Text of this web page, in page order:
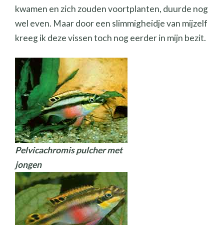
kwamen en zich zouden voortplanten, duurde nog
wel even. Maar door een slimmigheidje van mijzelf
kreeg ik deze vissen toch nog eerder in mijn bezit.
Pelvicachromis pulcher met
jongen